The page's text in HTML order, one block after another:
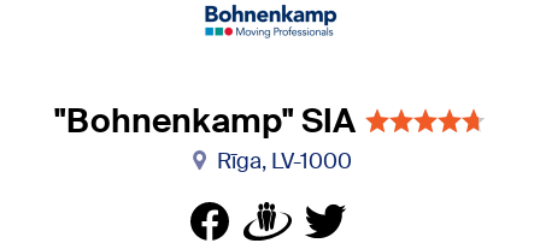
"Bohnenkamp" SIA
Rīga, LV-1000